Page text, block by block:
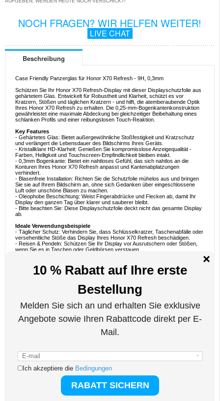
NOCH FRAGEN? WIR HELFEN WEITER!
LIVE CHAT
Beschreibung
Case Friendly Panzerglas für Honor X70 Refresh - 9H, 0,3mm
Schützen Sie Ihr Honor X70 Refresh-Display mit dieser Displayschutzfolie aus
gehärtetem Glas. Entwickelt für Robustheit und Klarheit, schützt es vor
Kratzern, Stößen und täglichen Kratzern - und hilft, die atemberaubende Optik
Ihres Honor X70 Refresh zu erhalten. Die 0,25-mm-Bogenkantenkonstruktion
gewährleistet eine maximale Abdeckung bei gleichzeitiger Beibehaltung eines
schlanken Profils und einer reibungslosen Touch-Reaktion.
Key Features
- Gehärtetes Glas: Bietet außergewöhnliche Stoßfestigkeit und Kratzschutz
und verlängert die Lebensdauer des Bildschirms Ihres Geräts.
- Kristallklare HD-Klarheit: Genießen Sie kompromisslose Anzeigequalität -
Farben, Helligkeit und Touchscreen-Empfindlichkeit bleiben intakt.
- 0,3mm Bogenkante: Bietet ein nahtloses Gefühl, das sich nahtlos an die
Konturen Ihres Honor X70 Refresh anpasst und Kantenabplatzungen
verhindert.
- Blasenfreie Installation: Richten Sie die Schutzfolie mühelos aus und bringen
Sie sie auf Ihrem Bildschirm an, ohne sich Gedanken über eingeschlossene
Luft oder unschöne Blasen zu machen.
- Oleophobe Beschichtung: Weist Fingerabdrücke und Flecken ab, damit Ihr
Display den ganzen Tag über klarer und sauberer bleibt.
- Bitte beachten Sie: Diese Displayschutzfolie deckt nicht das gesamte Display
ab.
Ideale Verwendungsbeispiele
- Täglicher Schutz: Verhindern Sie, dass Schlüsselkratzer, Taschenabfälle oder
versehentliche Stöße das Display Ihres Honor X70 Refresh beschädigen.
- Reisen & Pendeln: Schützen Sie Ihr Display vor Ausrutschern oder Stößen,
wenn Sie es in Taschen oder Geldbörsen verstauen.
- Langfristige Investition: Schutz vor Abnutzung und Verschleiß, um den
Wiederverkaufswert zu erhalten oder das makellose Aussehen Ihres Telefons
Warum dieses Produkt perfekt zum Kaufen ist
Diese Displayschutzfolie für das Honor X70 Refresh zeichnet sich sowohl
durch ihre Haltbarkeit als auch durch ihre Benutzerfreundlichkeit aus.
Hergestellt aus hochwertigem gehärtetem Glas, bietet es hervorragende
Klarheit, zuverlässige Stoßfestigkeit und einen mühelosen Installationsprozess.
Wenn Sie Wert auf ein gestochen scharfes Display und robusten Schutz legen,
Aussehen und die Funktionalität Ihres Geräts langfristig zu erhalten.
Wärmebehandlungsverfahren unterzogen, das ihre Zugfestigkeit deutlich
erhöht, so dass sie Stöße bei Stürzen und Stößen besser absorbieren können.
Viele moderne Displayschutzfolien sind außerdem mit fortschrittlichen
Beschichtungen versehen, um Blendeffekte und Fingerabdrücke zu reduzieren.
Dies spiegelt die kontinuierliche Innovation wider, die darauf abzielt, ein
nahtloses und langlebiges mobiles Erlebnis zu bieten.
Honor X70 Refresh